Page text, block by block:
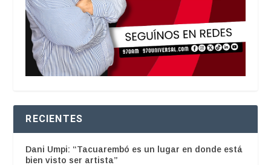
RECIENTES
Dani Umpi: “Tacuarembó es un lugar en donde está
bien visto ser artista”